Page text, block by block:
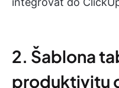
2. Šablona
produktivitu